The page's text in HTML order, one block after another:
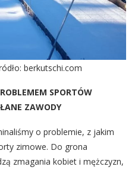
berkutschi.com
SPORTÓW
ZAWODY
o problemie, z jakim
zimowe. Do grona
zmagania kobiet i mężczyzn,